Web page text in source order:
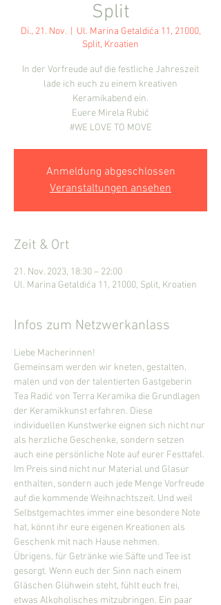
Split
Di., 21. Nov.
  |
Ul. Marina Getaldića 11, 21000,
Split, Kroatien
In der Vorfreude auf die festliche Jahreszeit
lade ich euch zu einem kreativen
Keramikabend ein.
Euere Mirela Rubić
#WE LOVE TO MOVE
Anmeldung abgeschlossen
Veranstaltungen ansehen
Zeit & Ort
21. Nov. 2023, 18:30 – 22:00
Ul. Marina Getaldića 11, 21000, Split, Kroatien
Infos zum Netzwerkanlass
Liebe Macherinnen!
Gemeinsam werden wir kneten, gestalten,
malen und von der talentierten Gastgeberin
Tea Radić von Terra Keramika die Grundlagen
der Keramikkunst erfahren. Diese
individuellen Kunstwerke eignen sich nicht nur
als herzliche Geschenke, sondern setzen
auch eine persönliche Note auf eurer Festtafel.
Im Preis sind nicht nur Material und Glasur
enthalten, sondern auch jede Menge Vorfreude
auf die kommende Weihnachtszeit. Und weil
Selbstgemachtes immer eine besondere Note
hat, könnt ihr eure eigenen Kreationen als
Geschenk mit nach Hause nehmen.
Übrigens, für Getränke wie Säfte und Tee ist
gesorgt. Wenn euch der Sinn nach einem
Gläschen Glühwein steht, fühlt euch frei,
etwas Alkoholisches mitzubringen. Ein paar